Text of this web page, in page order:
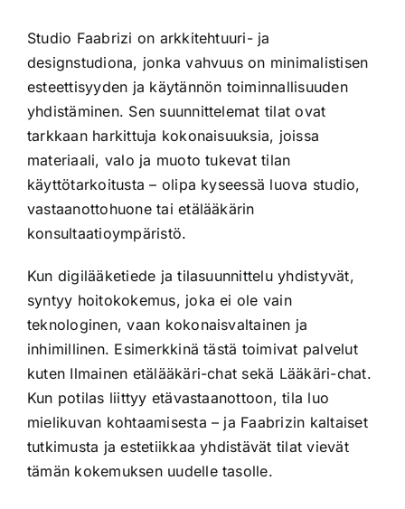
Studio Faabrizi on arkkitehtuuri- ja
designstudiona, jonka vahvuus on minimalistisen
esteettisyyden ja käytännön toiminnallisuuden
yhdistäminen. Sen suunnittelemat tilat ovat
tarkkaan harkittuja kokonaisuuksia, joissa
materiaali, valo ja muoto tukevat tilan
käyttötarkoitusta – olipa kyseessä luova studio,
vastaanottohuone tai etälääkärin
konsultaatioympäristö.
Kun digilääketiede ja tilasuunnittelu yhdistyvät,
syntyy hoitokokemus, joka ei ole vain
teknologinen, vaan kokonaisvaltainen ja
inhimillinen. Esimerkkinä tästä toimivat palvelut
kuten Ilmainen etälääkäri-chat sekä Lääkäri-chat.
Kun potilas liittyy etävastaanottoon, tila luo
mielikuvan kohtaamisesta – ja Faabrizin kaltaiset
tutkimusta ja estetiikkaa yhdistävät tilat vievät
tämän kokemuksen uudelle tasolle.